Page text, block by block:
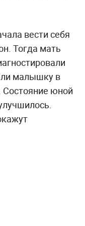
вести себя
Тогда мать
малышку в
Состояние юной